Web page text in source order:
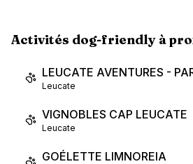
Activités dog-friendly à
Leucate
VIGNOBLES CAP LEUCATE
Leucate
GOÉLETTE LIMNOREIA